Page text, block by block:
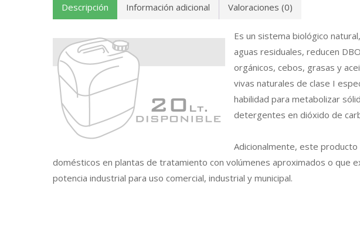
Descripción Información adicional Valoraciones (0)
Es un sistema biológico
aguas residuales, reducen
orgánicos, cebos, grasas y
vivas naturales de clase I
habilidad para metabolizar
detergentes en dióxido de
Adicionalmente, este
domésticos en plantas de tratamiento con volúmenes aproximados o que
potencia industrial para uso comercial, industrial y municipal.